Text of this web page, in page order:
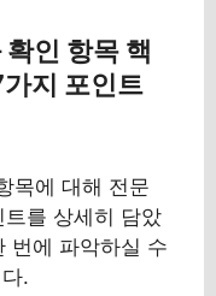
인 항목 핵
지 포인트
목에 대해 전문
를 상세히 담았
번에 파악하실 수
.